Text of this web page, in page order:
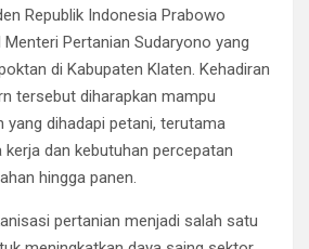
Republik Indonesia Prabowo
Pertanian Sudaryono yang
di Kabupaten Klaten. Kehadiran
tersebut diharapkan mampu
yang dihadapi petani, terutama
dan kebutuhan percepatan
hingga panen.
pertanian menjadi salah satu